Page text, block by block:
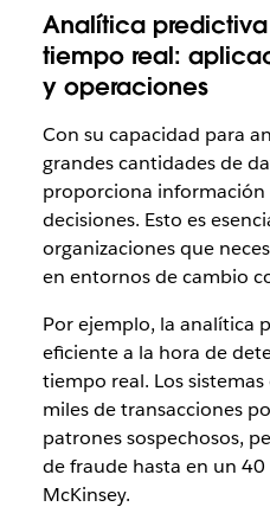
Analítica
tiempo real:
y operaciones
Con su capacidad para
grandes cantidades de
proporciona información
decisiones. Esto es
organizaciones que
en entornos de cambio
Por ejemplo, la analítica
eficiente a la hora de
tiempo real. Los
miles de transacciones
patrones sospechosos,
de fraude hasta en un
McKinsey.